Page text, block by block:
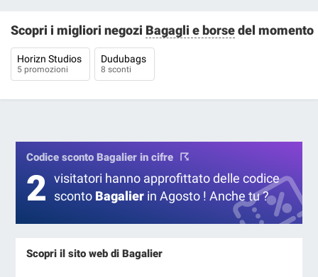
Scopri i migliori negozi Bagagli e borsedel momento
Horizn Studios
5 promozioni
Dudubags
8 sconti
Codice sconto Bagalier in cifre
2 visitatori hanno approfittato delle codice
sconto Bagalier in Agosto ! Anche tu ?
Scopri il sito web di Bagalier